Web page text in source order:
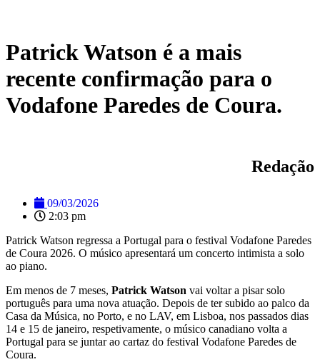
Patrick Watson é a mais
recente confirmação para o
Vodafone Paredes de Coura.
Redação
09/03/2026
2:03 pm
Patrick Watson regressa a Portugal para o festival Vodafone Paredes
de Coura 2026. O músico apresentará um concerto intimista a solo
ao piano.
Em menos de 7 meses, Patrick Watson vai voltar a pisar solo
português para uma nova atuação. Depois de ter subido ao palco da
Casa da Música, no Porto, e no LAV, em Lisboa, nos passados dias
14 e 15 de janeiro, respetivamente, o músico canadiano volta a
Portugal para se juntar ao cartaz do festival Vodafone Paredes de
Coura.